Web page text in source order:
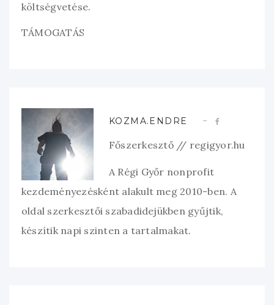
költségvetése.
TÁMOGATÁS
KOZMA.ENDRE
Főszerkesztő // regigyor.hu
A Régi Győr nonprofit
kezdeményezésként alakult meg 2010-ben. A
oldal szerkesztői szabadidejükben gyűjtik,
készítik napi szinten a tartalmakat.